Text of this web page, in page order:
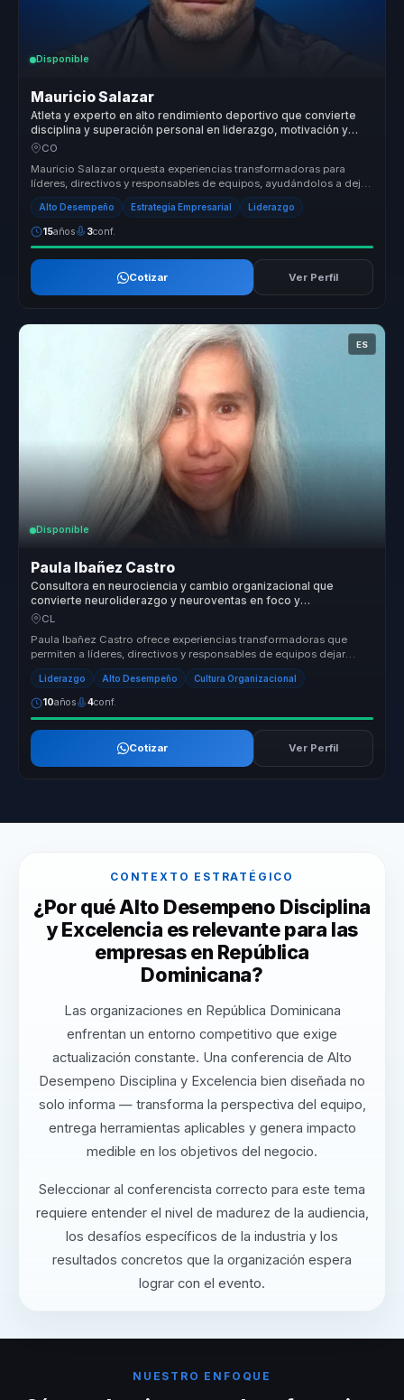
Disponible
Mauricio Salazar
Atleta y experto en alto rendimiento deportivo que convierte
disciplina y superación personal en liderazgo, motivación y
excelencia para equipos.
CO
Mauricio Salazar orquesta experiencias transformadoras para
líderes, directivos y responsables de equipos, ayudándolos a dejar
atrás equi...
Alto Desempeño Estrategia Empresarial Liderazgo
15años 3conf.
Cotizar Ver Perfil
ES
Disponible
Paula Ibañez Castro
Consultora en neurociencia y cambio organizacional que
convierte neuroliderazgo y neuroventas en foco y
productividad para lideres y equipos.
CL
Paula Ibañez Castro ofrece experiencias transformadoras que
permiten a líderes, directivos y responsables de equipos dejar
atrás las limi...
Liderazgo Alto Desempeño Cultura Organizacional
10años 4conf.
Cotizar Ver Perfil
CONTEXTO ESTRATÉGICO
¿Por qué Alto Desempeno Disciplina
y Excelencia es relevante para las
empresas en República
Dominicana?
Las organizaciones en República Dominicana
enfrentan un entorno competitivo que exige
actualización constante. Una conferencia de Alto
Desempeno Disciplina y Excelencia bien diseñada no
solo informa — transforma la perspectiva del equipo,
entrega herramientas aplicables y genera impacto
medible en los objetivos del negocio.
Seleccionar al conferencista correcto para este tema
requiere entender el nivel de madurez de la audiencia,
los desafíos específicos de la industria y los
resultados concretos que la organización espera
lograr con el evento.
NUESTRO ENFOQUE